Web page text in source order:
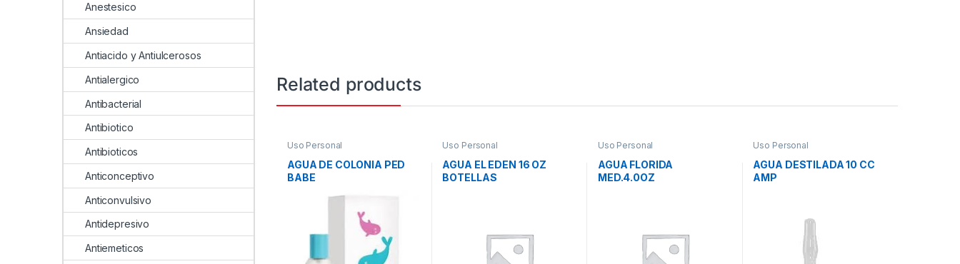
Related products
Uso Personal
AGUA DE COLONIA PED
BABE
Uso Personal
AGUA EL EDEN 16 OZ
BOTELLAS
Uso Personal
AGUA FLORIDA
MED.4.0OZ
Uso Personal
AGUA DESTILADA 10 CC
AMP
Anestesico
Ansiedad
Antiacido y Antiulcerosos
Antialergico
Antibacterial
Antibiotico
Antibioticos
Anticonceptivo
Anticonvulsivo
Antidepresivo
Antiemeticos